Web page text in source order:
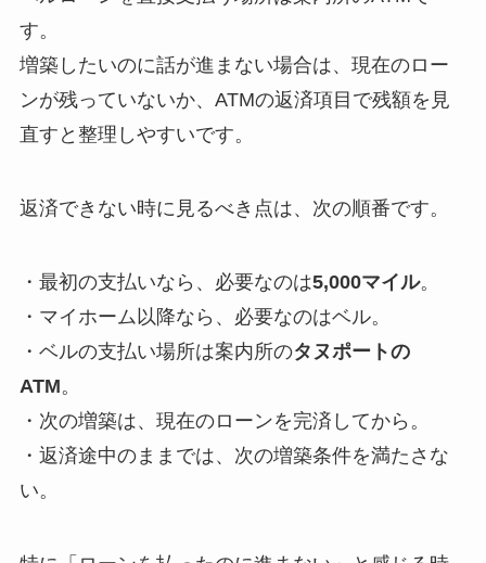
す。
増築したいのに話が進まない場合は、現在のロー
ンが残っていないか、ATMの返済項目で残額を見
直すと整理しやすいです。
返済できない時に見るべき点は、次の順番です。
・最初の支払いなら、必要なのは5,000マイル。
・マイホーム以降なら、必要なのはベル。
・ベルの支払い場所は案内所のタヌポートの
ATM。
・次の増築は、現在のローンを完済してから。
・返済途中のままでは、次の増築条件を満たさな
い。